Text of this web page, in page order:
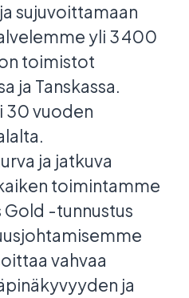
sujuvoittamaan
yli 3 400
toimistot
ja Tanskassa.
30 vuoden
ja jatkuva
toimintamme
Gold -tunnustus
vahvaa
ja